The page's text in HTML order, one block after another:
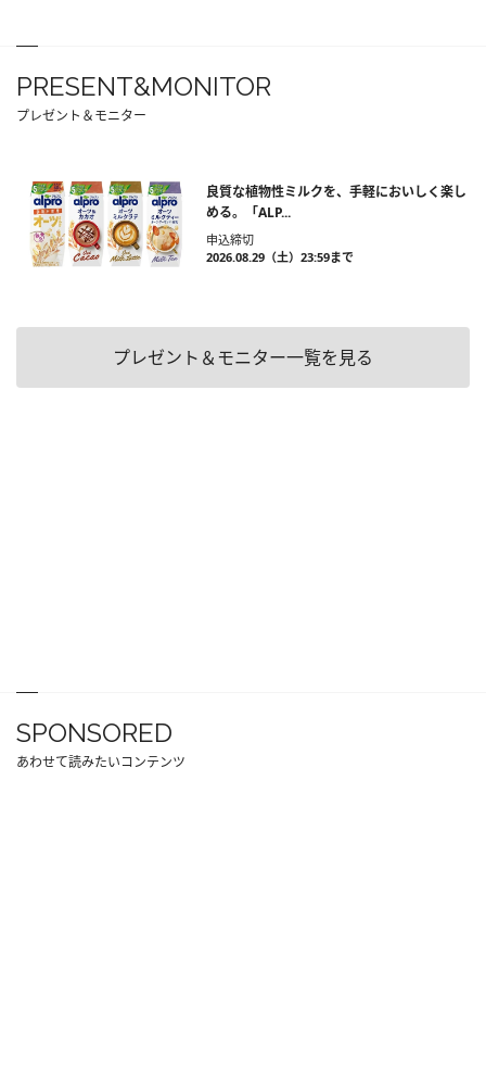
PRESENT&MONITOR
プレゼント＆モニター
良質な植物性ミルクを、手軽においしく楽し
める。「ALP...
申込締切
2026.08.29（土）23:59まで
プレゼント＆モニター一覧を見る
SPONSORED
あわせて読みたいコンテンツ